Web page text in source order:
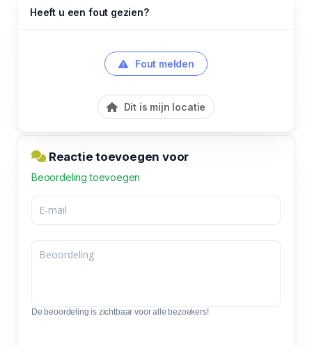
Heeft u een fout gezien?
Fout melden
Dit is mijn locatie
Reactie toevoegen voor
Beoordeling toevoegen
De beoordeling is zichtbaar voor alle bezoekers!